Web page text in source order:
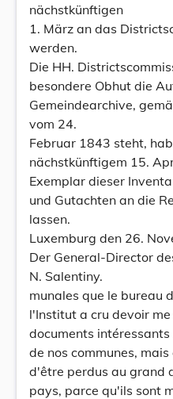
nächstkünftigen
1. März an das
werden.
Die HH.
besondere Obhut die
Gemeindearchive,
vom 24.
Februar 1843 steht,
nächstkünftigem 15.
Exemplar dieser
und Gutachten an die
lassen.
Luxemburg den 26.
Der General-Director
N. Salentiny.
munales que le bureau
l'Institut a cru devoir
documents
de nos communes,
d'être perdus au grand
pays, parce qu'ils sont